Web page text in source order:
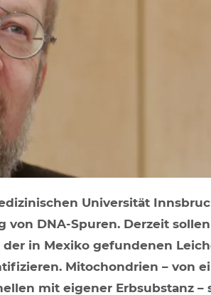
Universität
DNA-Spuren. Derzeit
in Mexiko gefundenen
Mitochondrien – von
mit eigener Erbsubstanz –